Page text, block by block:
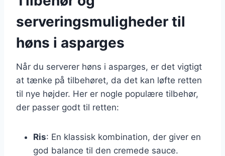
serveringsmuligheder til
høns i asparges
Når du serverer høns i asparges, er det vigtigt
at tænke på tilbehøret, da det kan løfte retten
til nye højder. Her er nogle populære tilbehør,
der passer godt til retten:
Ris: En klassisk kombination, der giver en
god balance til den cremede sauce.